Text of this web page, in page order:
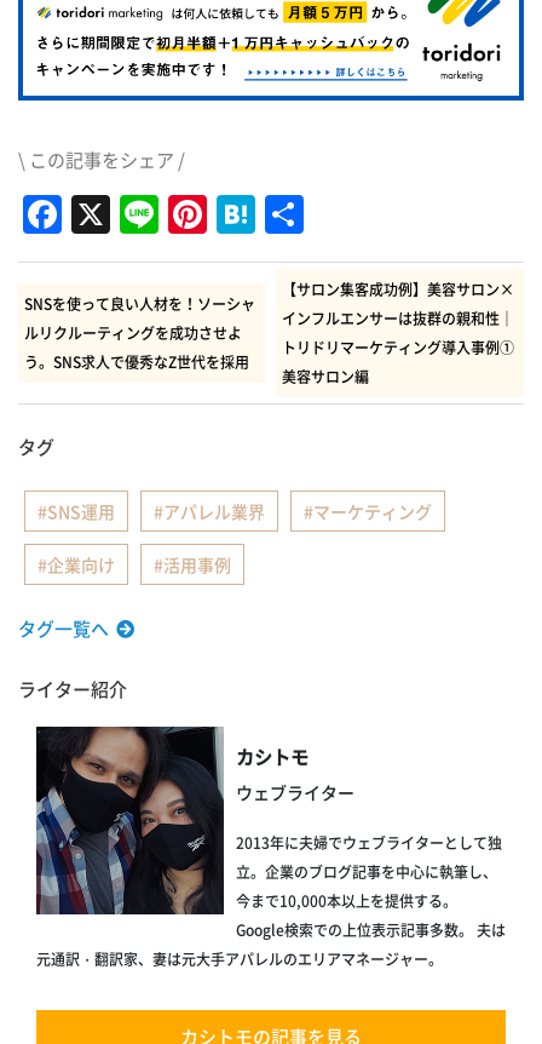
\ この記事をシェア /
Facebook
X LinePinterest
Hatena
有
SNSを使って良い人材を！ソーシャ
ルリクルーティングを成功させよ
う。SNS求人で優秀なZ世代を採用
【サロン集客成功例】美容サロン×
インフルエンサーは抜群の親和性｜
トリドリマーケティング導入事例①
美容サロン編
タグ
SNS運用 アパレル業界 マーケティング
企業向け 活用事例
タグ一覧へ
ライター紹介
カシトモ
ウェブライター
2013年に夫婦でウェブライターとして独
立。企業のブログ記事を中心に執筆し、
今まで10,000本以上を提供する。
Google検索での上位表示記事多数。 夫は
元通訳・翻訳家、妻は元大手アパレルのエリアマネージャー。
カシトモの記事を見る